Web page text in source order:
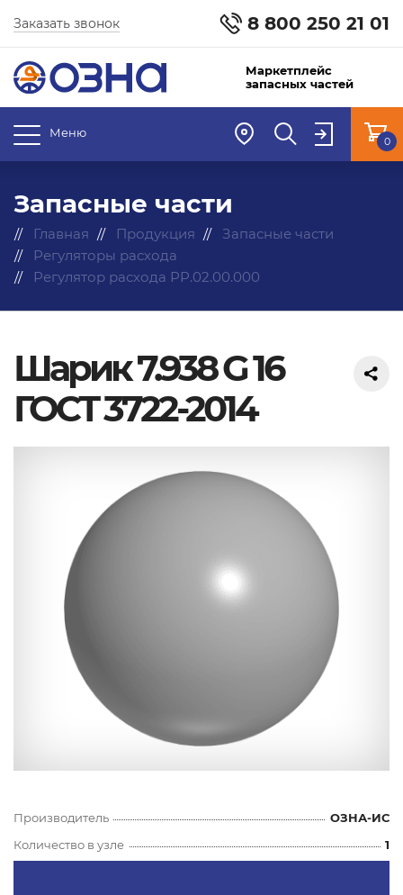
8 800 250 21 01
Заказать звонок
Маркетплейс
запасных частей
Меню
0
Запасные части
Главная Продукция
Запасные части
Регуляторы расхода
Регулятор расхода РР.02.00.000
Шарик 7.938 G 16
ГОСТ 3722-2014
Производитель
ОЗНА-ИС
Количество в узле
1